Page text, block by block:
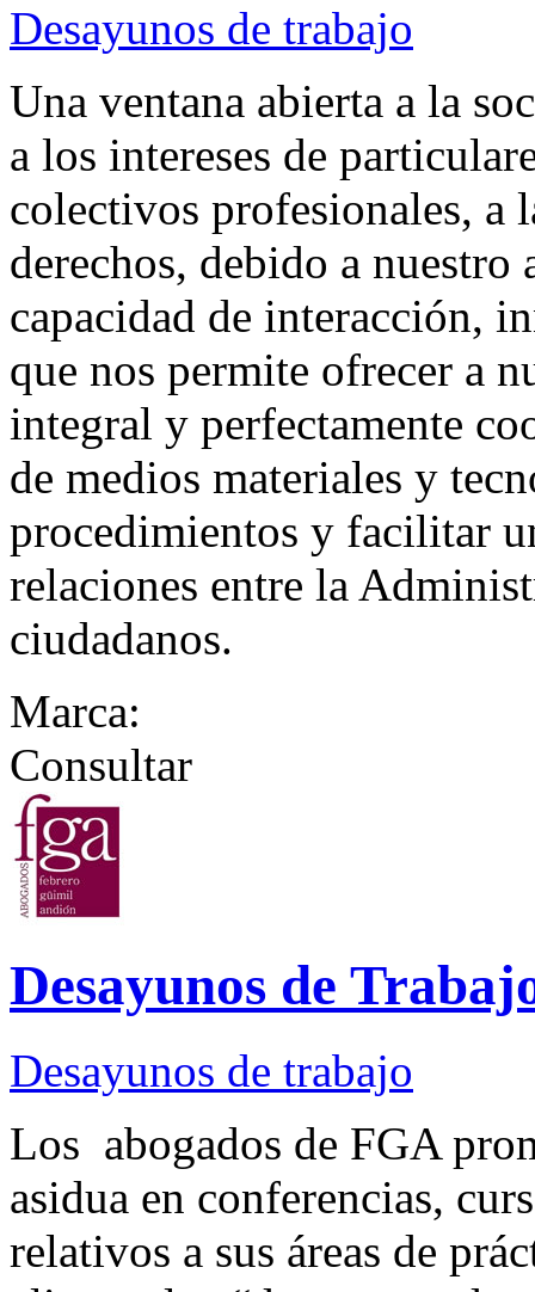
Desayunos de trabajo
Una ventana abierta a la
a los intereses de
colectivos profesionales, a
derechos, debido a
capacidad de interacción,
que nos permite ofrecer a
integral y perfectamente
de medios materiales y
procedimientos y facilitar
relaciones entre la
ciudadanos.
Marca:
Consultar
Desayunos de
Desayunos de trabajo
Los abogados de FGA
asidua en conferencias,
relativos a sus áreas de